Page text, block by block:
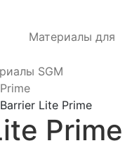
Материалы для
SGM
Lite Prime
Prime